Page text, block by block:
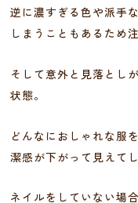
逆に濃すぎる色や派手
しまうこともあるため
そして意外と見落とし
状態。
どんなにおしゃれな服
潔感が下がって見えて
ネイルをしていない場